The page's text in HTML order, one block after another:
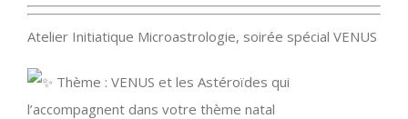
Atelier Initiatique Microastrologie, soirée spécial VENUS
Thème : VENUS et les Astéroïdes qui
l’accompagnent dans votre thème natal